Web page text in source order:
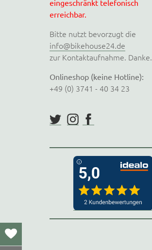
eingeschränkt telefonisch
erreichbar.
Bitte nutzt bevorzugt die
info@bikehouse24.de
zur Kontaktaufnahme. Danke.
Onlineshop (keine Hotline):
+49 (0) 3741 - 40 34 23